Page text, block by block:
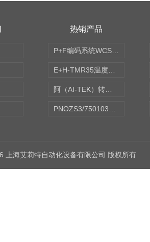
热销产品
上海艾莉特自动化设备有限公司 版权所有